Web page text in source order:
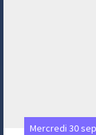
Mercredi 30